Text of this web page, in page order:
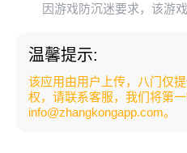
因游戏防沉迷要求，该游
温馨提示:
该应用由用户上传，八门仅
权，请联系客服，我们将第
info@zhangkongapp.com。